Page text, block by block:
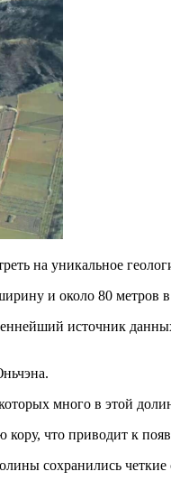
на уникальное
и около 80 метров в
источник
много в этой
кору, что приводит к
сохранились